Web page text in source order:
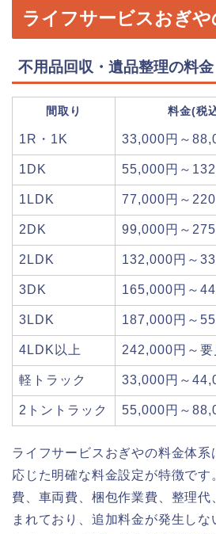
ライフサービスおぎや
不用品回収・遺品整理の料金
間取り 料金(税
1R・1K 33,000円～
1DK 55,000円～
1LDK 77,000円～
2DK 99,000円～
2LDK 132,000円～
3DK 165,000円～
3LDK 187,000円～
4LDK以上 242,000円～要
軽トラック 33,000円～
2トントラック 55,000円～
ライフサービスおぎやの料金体系
応じた明確な料金設定が特徴です
費、車両費、梱包作業費、整理代
まれており、追加料金が発生しな